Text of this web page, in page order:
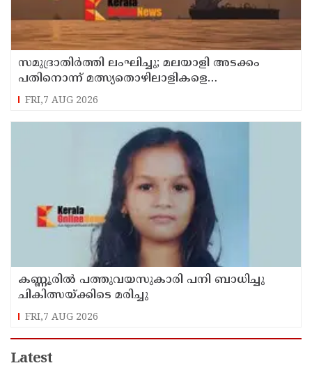
സമുദ്രാതിർത്തി ലംഘിച്ചു; മലയാളി അടക്കം
പതിനൊന്ന് മത്സ്യതൊഴിലാളികളെ
കസ്റ്റഡിയിലെടുത്ത് ശ്രീലങ്കൻ നാവികസേന
FRI,7 AUG 2026
കണ്ണൂരിൽ പത്തുവയസുകാരി പനി ബാധിച്ചു
ചികിത്സയ്ക്കിടെ മരിച്ചു
FRI,7 AUG 2026
Latest